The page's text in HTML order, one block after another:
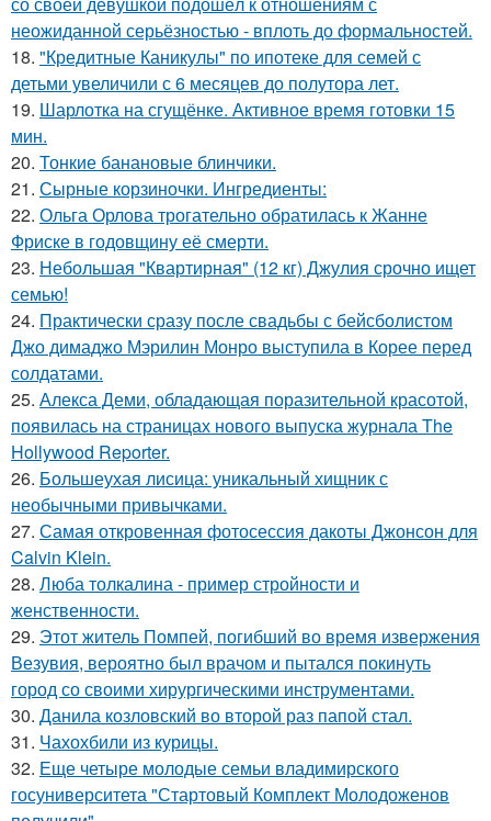
неожиданной серьёзностью - вплоть до формальностей.
18. "Кредитные Каникулы" по ипотеке для семей с
детьми увеличили с 6 месяцев до полутора лет.
19. Шарлотка на сгущёнке. Активное время готовки 15
мин.
20. Тонкие банановые блинчики.
21. Сырные корзиночки. Ингредиенты:
22. Ольга Орлова трогательно обратилась к Жанне
Фриске в годовщину её смерти.
23. Небольшая "Квартирная" (12 кг) Джулия срочно ищет
семью!
24. Практически сразу после свадьбы с бейсболистом
Джо димаджо Мэрилин Монро выступила в Корее перед
солдатами.
25. Алекса Деми, обладающая поразительной красотой,
появилась на страницах нового выпуска журнала The
Hollywood Reporter.
26. Большеухая лисица: уникальный хищник с
необычными привычками.
27. Самая откровенная фотосессия дакоты Джонсон для
Calvin Klein.
28. Люба толкалина - пример стройности и
женственности.
29. Этот житель Помпей, погибший во время извержения
Везувия, вероятно был врачом и пытался покинуть
город со своими хирургическими инструментами.
30. Данила козловский во второй раз папой стал.
31. Чахохбили из курицы.
32. Еще четыре молодые семьи владимирского
госуниверситета "Стартовый Комплект Молодоженов